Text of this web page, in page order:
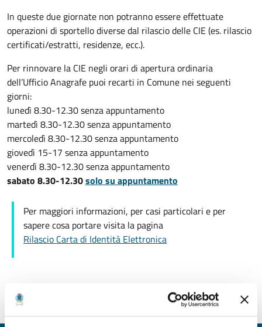
In queste due giornate non potranno essere effettuate
operazioni di sportello diverse dal rilascio delle CIE (es. rilascio
certificati/estratti, residenze, ecc.).
Per rinnovare la CIE negli orari di apertura ordinaria
dell’Ufficio Anagrafe puoi recarti in Comune nei seguenti
giorni:
lunedì 8.30-12.30 senza appuntamento
martedì 8.30-12.30 senza appuntamento
mercoledì 8.30-12.30 senza appuntamento
giovedì 15-17 senza appuntamento
venerdì 8.30-12.30 senza appuntamento
sabato 8.30-12.30solo su appuntamento
Per maggiori informazioni, per casi particolari e per
sapere cosa portare visita la pagina
Rilascio Carta di Identità Elettronica
Ultimo aggiornamento: 14/07/2026 11:42